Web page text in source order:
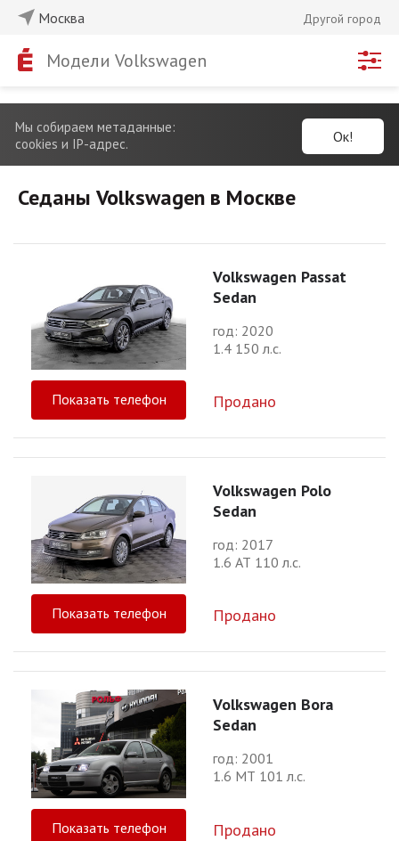
Москва Другой город
Модели Volkswagen
Мы собираем метаданные:
cookies и IP-адрес.
Ок!
Седаны Volkswagen в Москве
Volkswagen Passat
Sedan
год: 2020
1.4 150 л.с.
Показать телефон Продано
Volkswagen Polo
Sedan
год: 2017
1.6 АТ 110 л.с.
Показать телефон Продано
Volkswagen Bora
Sedan
год: 2001
1.6 МТ 101 л.с.
Показать телефон Продано